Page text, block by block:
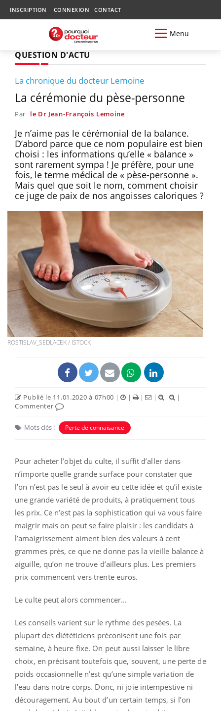
INSCRIPTION CONNEXION CONTACT
Menu
QUESTION D'ACTU
La chronique du docteur Lemoine
La cérémonie du pèse-personne
Par le Dr Jean-François Lemoine
Je n’aime pas le cérémonial de la balance.
D’abord parce que ce nom populaire est bien
choisi : les informations qu’elle « balance »
sont rarement sympa ! Je préfère, pour une
fois, le terme médical de « pèse-personne ».
Mais quel que soit le nom, comment choisir
ce juge de paix de nos angoisses caloriques ?
ROSTISLAV_SEDLACEK / ISTOCK
Publié le 11.01.2020 à 07h00 | | | |
|
Commenter
Mots clés : Perte de connaisance
Pour acheter l’objet du culte, il suffit d’aller dans
n’importe quelle grande surface pour constater que
l’on n’est pas le seul à avoir eu cette idée et qu’il existe
une grande variété de produits, à pratiquement tous
les prix. Ce n’est pas la sophistication qui va vous faire
maigrir mais on peut se faire plaisir : les candidats à
l’amaigrissement aiment bien des valeurs à cent
grammes près, ce que ne donne pas la vieille balance à
aiguille, qu’on ne trouve d’ailleurs plus. Les premiers
prix commencent vers trente euros.
Le culte peut alors commencer...
Les conseils varient sur le rythme des pesées. La
plupart des diététiciens préconisent une fois par
semaine, à heure fixe. On peut aussi laisser le libre
choix, en précisant toutefois que, souvent, une perte de
poids occasionnelle n’est qu’une simple variation de
l’eau dans notre corps. Donc, ni joie intempestive ni
découragement. Au bout d’un certain temps, si l’on